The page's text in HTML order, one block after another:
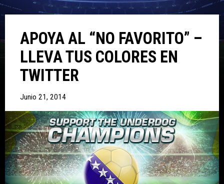
APOYA AL “NO FAVORITO” –
LLEVA TUS COLORES EN
TWITTER
Junio 21, 2014